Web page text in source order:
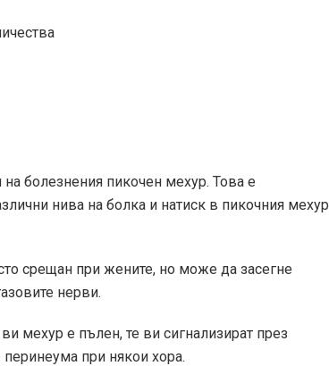
болезнения пикочен мехур. Това е
нива на болка и натиск в пикочния мехур
срещан при жените, но може да засегне
нерви.
мехур е пълен, те ви сигнализират през
при някои хора.